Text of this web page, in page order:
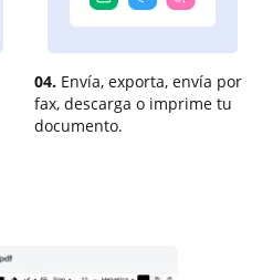
04. Envía, exporta, envía por
fax, descarga o imprime tu
documento.